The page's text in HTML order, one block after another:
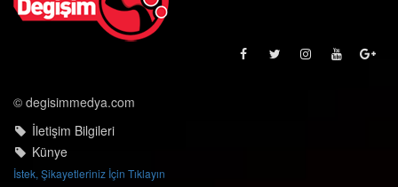
© degisimmedya.com
İletişim Bilgileri
Künye
İstek, Şikayetleriniz İçin Tıklayın